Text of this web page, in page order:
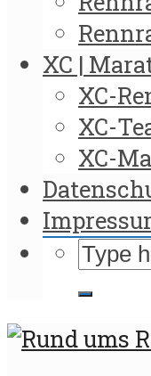
XC |
XC-
XC-
XC-